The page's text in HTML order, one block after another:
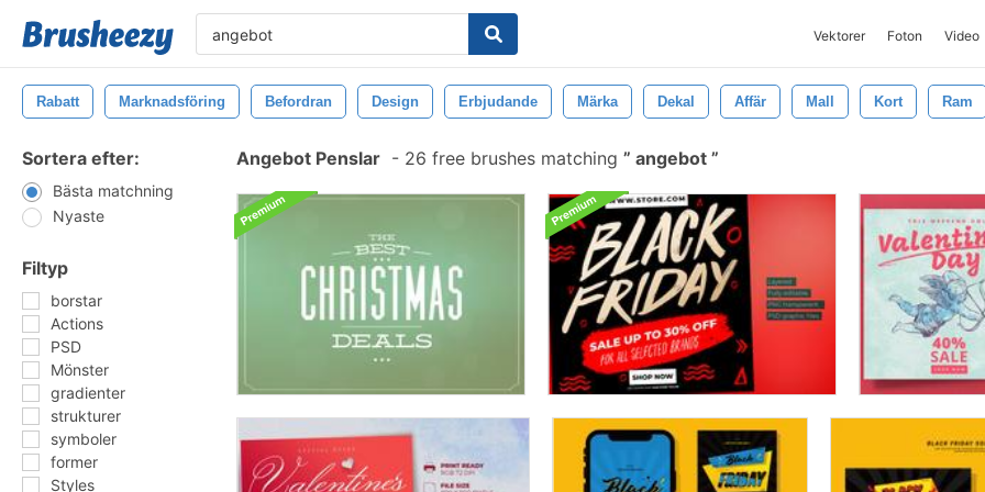
Vektorer Foton Video
Rabatt Marknadsföring Befordran Design Erbjudande Märka Dekal Affär Mall Kort Ram
Sortera efter:
Bästa matchning
Nyaste
Filtyp
borstar
Actions
PSD
Mönster
gradienter
strukturer
symboler
former
Styles
Angebot Penslar - 26 free brushes matching angebot